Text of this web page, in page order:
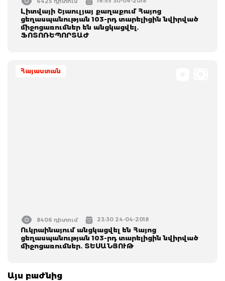
Լիտվայի Շյաուլյայ քաղաքում Հայոց
ցեղասպանության 103-րդ տարելիցին նվիրված
միջոցառումներ են անցկացվել.
ՖՈՏՈՌԵՊՈՐՏԱԺ
Հայաստան
8406 դիտում 23:30 24-04-2018
Ուկրաինայում անցկացվել են Հայոց
ցեղասպանության 103-րդ տարելիցին նվիրված
միջոցառումներ. ՏԵՍԱՆՅՈՒԹ
Այս բաժնից